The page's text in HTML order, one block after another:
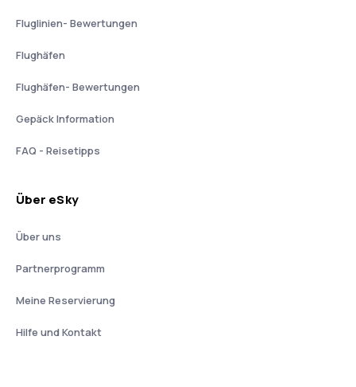
Fluglinien- Bewertungen
Flughäfen
Flughäfen- Bewertungen
Gepäck Information
FAQ - Reisetipps
Über eSky
Über uns
Partnerprogramm
Meine Reservierung
Hilfe und Kontakt